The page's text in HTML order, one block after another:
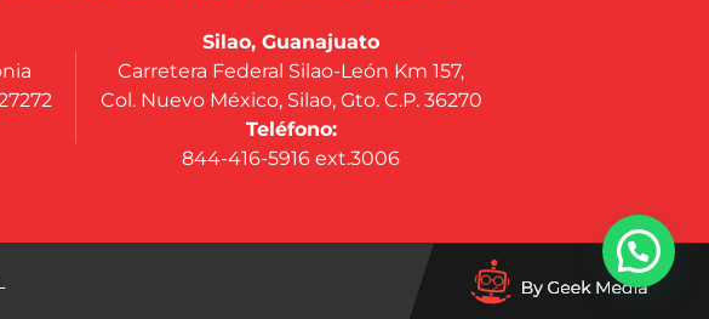
Silao, Guanajuato
Carretera Federal Silao-León Km 157,
Col. Nuevo México, Silao, Gto. C.P. 36270
Teléfono:
844-416-5916 ext.3006